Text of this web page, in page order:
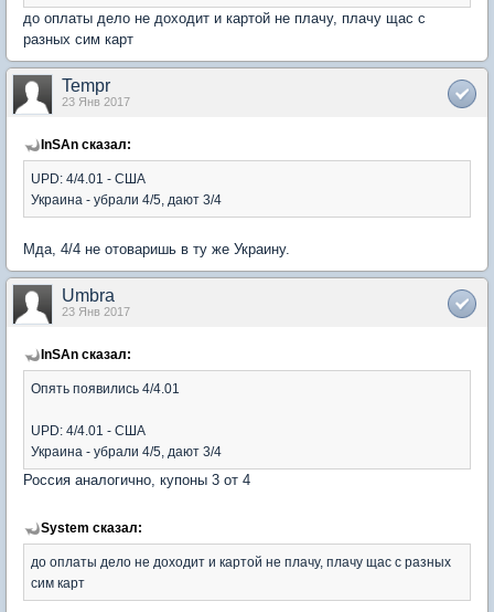
до оплаты дело не доходит и картой не плачу, плачу щас с
разных сим карт
Tempr
23 Янв 2017
InSAn сказал:
UPD: 4/4.01 - США
Украина - убрали 4/5, дают 3/4
Мда, 4/4 не отоваришь в ту же Украину.
Umbra
23 Янв 2017
InSAn сказал:
Опять появились 4/4.01
UPD: 4/4.01 - США
Украина - убрали 4/5, дают 3/4
Россия аналогично, купоны 3 от 4
System сказал:
до оплаты дело не доходит и картой не плачу, плачу щас с разных
сим карт